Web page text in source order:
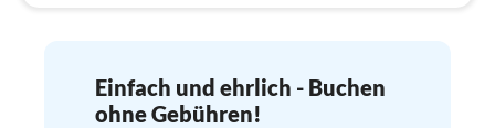
Einfach und ehrlich - Buchen
ohne Gebühren!